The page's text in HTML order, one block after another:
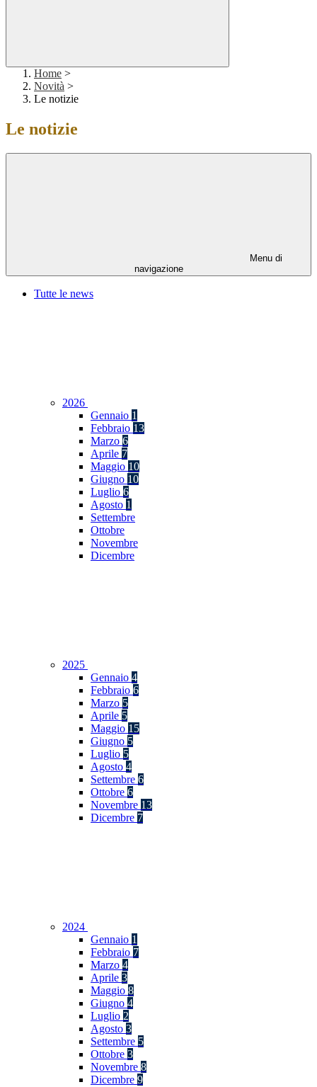
Home >
Novità >
Le notizie
Le notizie
Menu di
navigazione
Tutte le news
2026
Gennaio 1
Febbraio 13
Marzo 6
Aprile 7
Maggio 10
Giugno 10
Luglio 6
Agosto 1
Settembre
Ottobre
Novembre
Dicembre
2025
Gennaio 4
Febbraio 6
Marzo 5
Aprile 5
Maggio 15
Giugno 5
Luglio 5
Agosto 4
Settembre 6
Ottobre 6
Novembre 13
Dicembre 7
2024
Gennaio 1
Febbraio 7
Marzo 4
Aprile 3
Maggio 8
Giugno 4
Luglio 2
Agosto 3
Settembre 5
Ottobre 3
Novembre 8
Dicembre 9